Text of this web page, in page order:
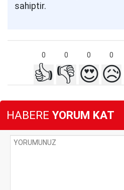
sahiptir.
0 0 0 0
👍 👎 😍😥
HABERE YORUM KAT